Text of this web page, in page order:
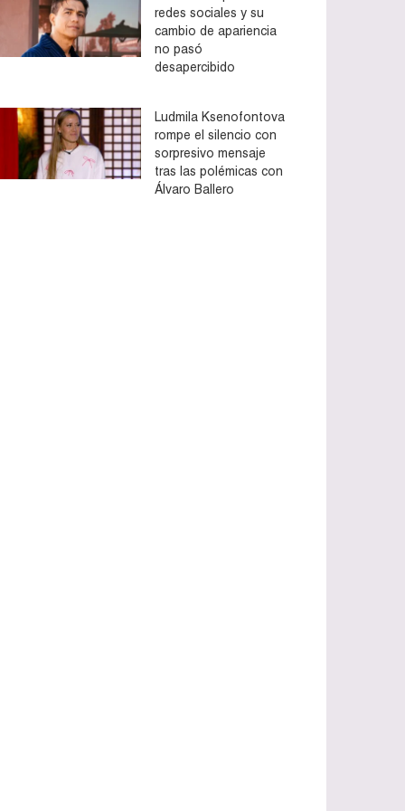
redes sociales y su
cambio de apariencia
no pasó
desapercibido
Ludmila Ksenofontova
rompe el silencio con
sorpresivo mensaje
tras las polémicas con
Álvaro Ballero